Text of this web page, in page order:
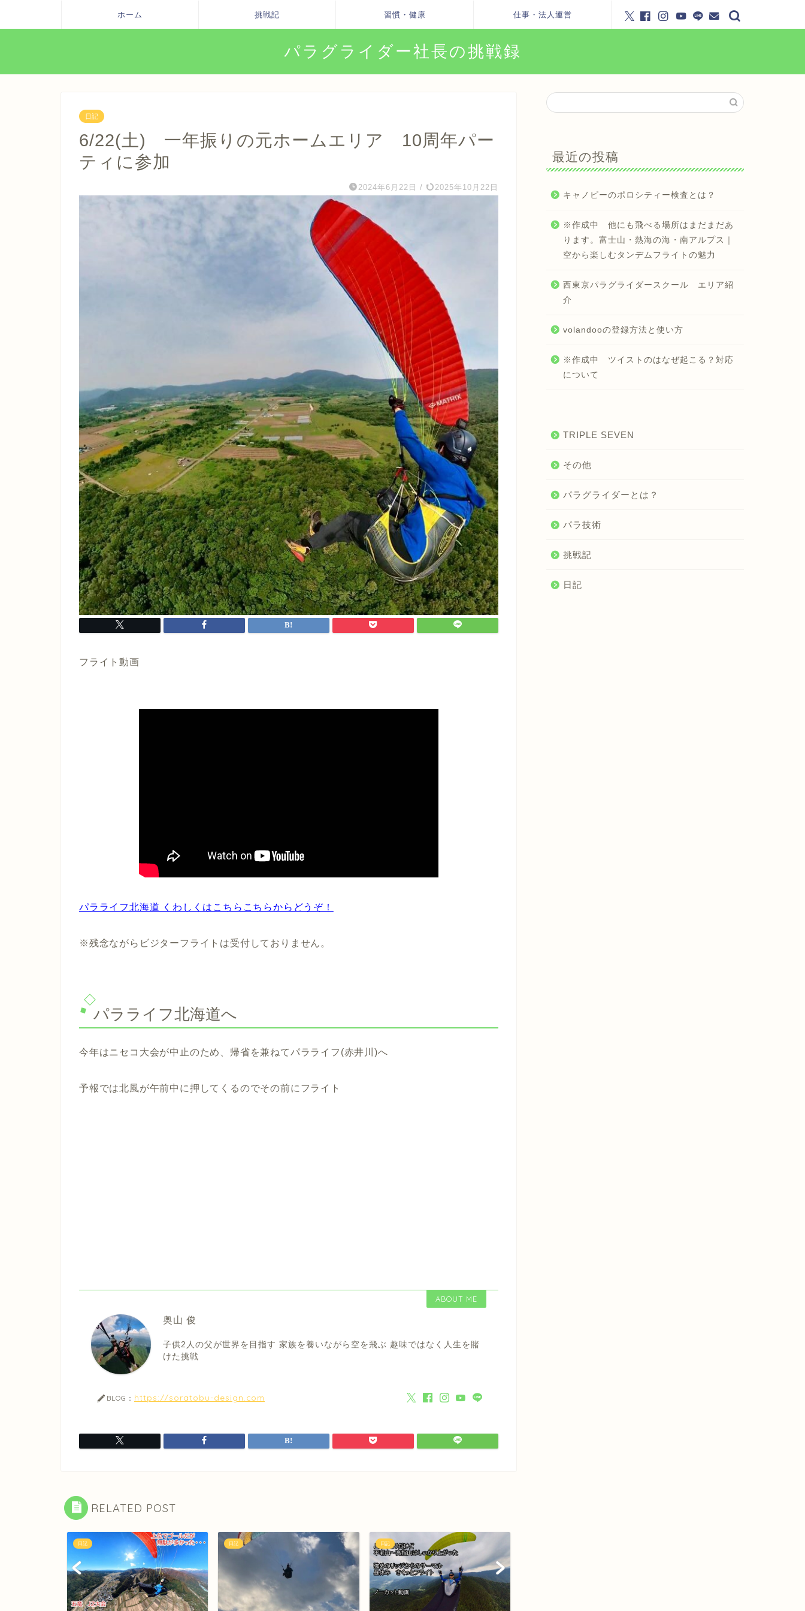
ホーム 挑戦記 習慣・健康 仕事・法人運営
パラグライダー社長の挑戦録
日記
6/22(土) 一年振りの元ホームエリア 10周年パー
ティに参加
2024年6月22日 / 2025年10月22日
フライト動画
パラライフ北海道 くわしくはこちらこちらからどうぞ！
※残念ながらビジターフライトは受付しておりません。
パラライフ北海道へ
今年はニセコ大会が中止のため、帰省を兼ねてパラライフ(赤井川)へ
予報では北風が午前中に押してくるのでその前にフライト
ABOUT ME
奥山 俊
子供2人の父が世界を目指す 家族を養いながら空を飛ぶ 趣味ではなく人生を賭
けた挑戦
BLOG： https://soratobu-design.com
RELATED POST
日記 日記 日記
最近の投稿
キャノピーのポロシティー検査とは？
※作成中 他にも飛べる場所はまだまだあ
ります。富士山・熱海の海・南アルプス｜
空から楽しむタンデムフライトの魅力
西東京パラグライダースクール エリア紹
介
volandooの登録方法と使い方
※作成中 ツイストのはなぜ起こる？対応
について
TRIPLE SEVEN
その他
パラグライダーとは？
パラ技術
挑戦記
日記